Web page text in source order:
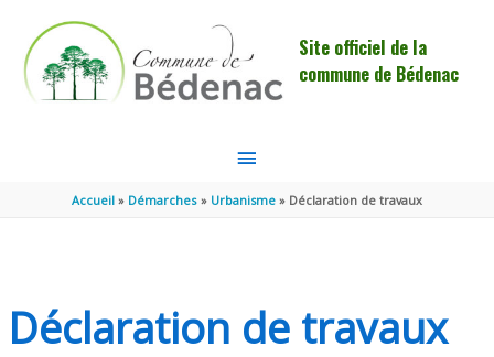
Site officiel de la
commune de Bédenac
MENU
PRINCIPAL
Accueil Démarches Urbanisme Déclaration de travaux
Déclaration de travaux